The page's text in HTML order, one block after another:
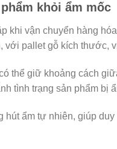
khỏi ẩm mốc
khi vận chuyển hàng
với pallet gỗ kích thước,
thể giữ khoảng cách
tình trạng sản phẩm bị
hút ẩm tự nhiên, giúp